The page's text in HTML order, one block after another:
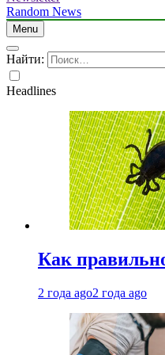
Random News
Menu
Найти:
Headlines
Как
2 года ago2 года ago